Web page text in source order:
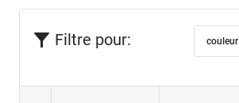
Filtre pour: couleur